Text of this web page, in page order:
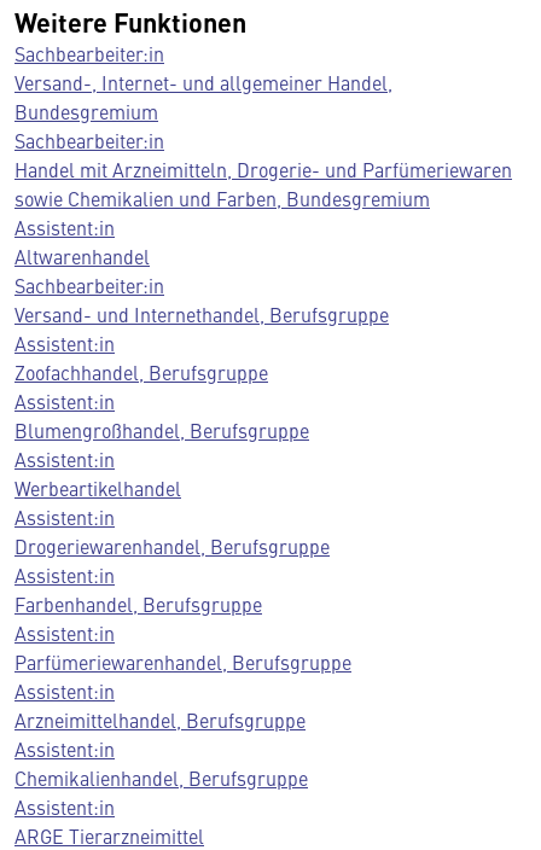
Weitere Funktionen
Sachbearbeiter:in
Versand-, Internet- und allgemeiner Handel,
Bundesgremium
Sachbearbeiter:in
Handel mit Arzneimitteln, Drogerie- und Parfümeriewaren
sowie Chemikalien und Farben, Bundesgremium
Assistent:in
Altwarenhandel
Sachbearbeiter:in
Versand- und Internethandel, Berufsgruppe
Assistent:in
Zoofachhandel, Berufsgruppe
Assistent:in
Blumengroßhandel, Berufsgruppe
Assistent:in
Werbeartikelhandel
Assistent:in
Drogeriewarenhandel, Berufsgruppe
Assistent:in
Farbenhandel, Berufsgruppe
Assistent:in
Parfümeriewarenhandel, Berufsgruppe
Assistent:in
Arzneimittelhandel, Berufsgruppe
Assistent:in
Chemikalienhandel, Berufsgruppe
Assistent:in
ARGE Tierarzneimittel